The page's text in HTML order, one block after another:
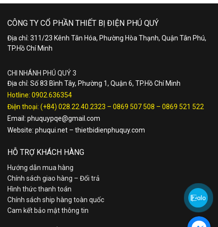
CÔNG TY CỔ PHẦN THIẾT BỊ ĐIỆN PHÚ QUÝ
Địa chỉ: 311/23 Kênh Tân Hóa, Phường Hòa Thạnh, Quận Tân Phú,
TP.Hồ Chí Minh
CHI NHÁNH PHÚ QUÝ 3
Địa chỉ: Số 83 Bình Tây, Phường 1, Quận 6, TP.Hồ Chí Minh
Hotline: 0902.636354
Điện thoại: (+84) 028.22.40.2323 – 0869 507 508 – 0869 521 522
Email: phuquypqe@gmail.com
Website: phuqui.net – thietbidienphuquy.com
HỖ TRỢ KHÁCH HÀNG
Hướng dẫn mua hàng
Chính sách giao hàng – Đổi trả
Hình thức thanh toán
Chính sách ship hàng toàn quốc
Cam kết bảo mật thông tin